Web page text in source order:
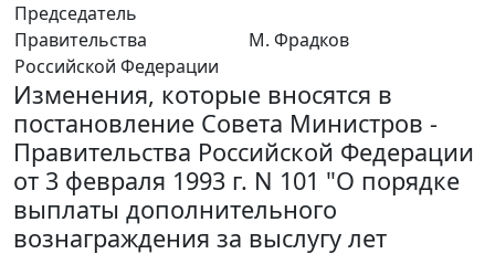
Председатель
Правительства
Российской Федерации
М. Фрадков
Изменения, которые вносятся в
постановление Совета Министров -
Правительства Российской Федерации
от 3 февраля 1993 г. N 101 "О порядке
выплаты дополнительного
вознаграждения за выслугу лет